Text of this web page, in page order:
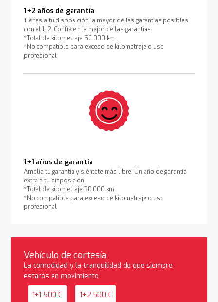
1+2 años de garantía
Tienes a tu disposición la mayor de las garantías posibles
con el 1+2. Confía en la mejor de las garantías.
*Total de kilometraje 50.000 km
*No compatible para exceso de kilometraje o uso
profesional
1+1 años de garantía
Amplía tu garantía y siéntete más libre. Un año de garantía
extra a tu disposición.
*Total de kilometraje 30.000 km
*No compatible para exceso de kilometraje o uso
profesional
Vehículo de cortesía
La comodidad y la tranquilidad de que siempre
estarás en movimiento
1+1 500 € 1+2 500 €